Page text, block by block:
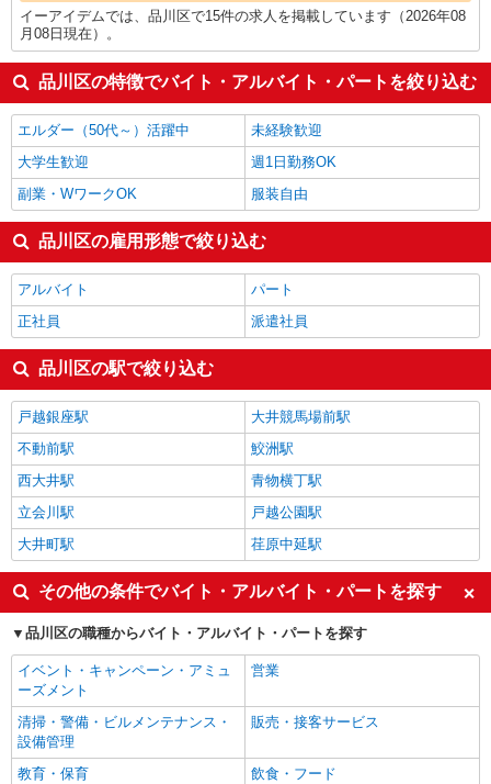
イーアイデムでは、品川区で15件の求人を掲載しています（2026年08
月08日現在）。
品川区の特徴でバイト・アルバイト・パートを絞り込む
エルダー（50代～）活躍中
未経験歓迎
大学生歓迎
週1日勤務OK
副業・WワークOK
服装自由
品川区の雇用形態で絞り込む
アルバイト
パート
正社員
派遣社員
品川区の駅で絞り込む
戸越銀座駅
大井競馬場前駅
不動前駅
鮫洲駅
西大井駅
青物横丁駅
立会川駅
戸越公園駅
大井町駅
荏原中延駅
その他の条件でバイト・アルバイト・パートを探す
品川区の職種からバイト・アルバイト・パートを探す
イベント・キャンペーン・アミュ
ーズメント
営業
清掃・警備・ビルメンテナンス・
設備管理
販売・接客サービス
教育・保育 飲食・フード